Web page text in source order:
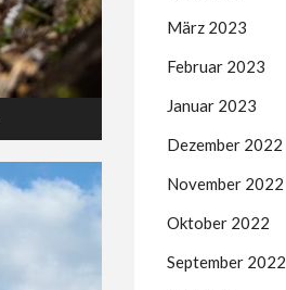
März 2023
Februar 2023
Januar 2023
Dezember 2022
November 2022
Oktober 2022
September 2022